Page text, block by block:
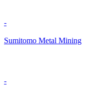
-
Sumitomo Metal Mining
-